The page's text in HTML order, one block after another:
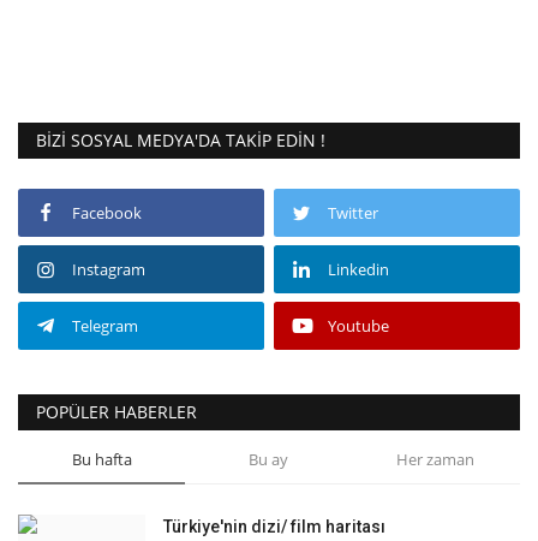
BIZI SOSYAL MEDYA'DA TAKIP EDIN !
Facebook Twitter
Instagram Linkedin
Telegram Youtube
POPÜLER HABERLER
Bu hafta Bu ay Her zaman
Türkiye'nin dizi/ film haritası